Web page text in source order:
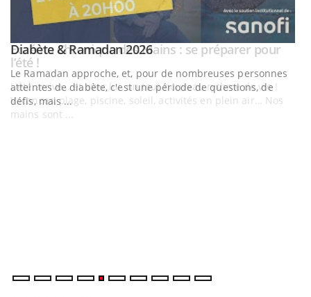
Youtube
Diabète & Ramadan 2026Youtube
Le Ramadan approche, et, pour de nombreuses personnes
atteintes de diabète, c'est une période de questions, de
défis, mais ...